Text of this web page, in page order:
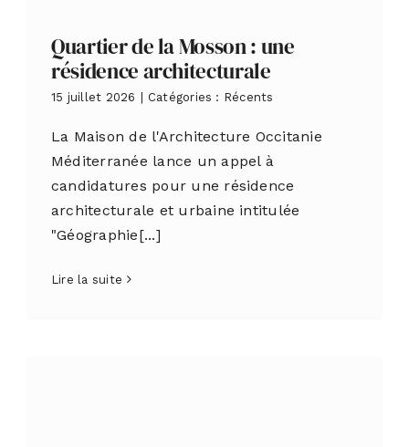
Quartier de la Mosson : une
résidence architecturale
15 juillet 2026 Catégories : Récents
La Maison de l'Architecture Occitanie
Méditerranée lance un appel à
candidatures pour une résidence
architecturale et urbaine intitulée
"Géographie[...]
Lire la suite